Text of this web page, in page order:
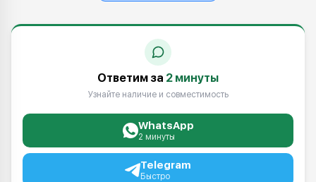
Ответим за 2 минуты
Узнайте наличие и совместимость
WhatsApp
2 минуты
Telegram
Быстро